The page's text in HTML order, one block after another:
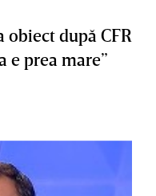
obiect după CFR
e prea mare”